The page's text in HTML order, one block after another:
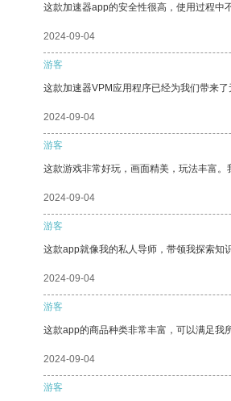
这款加速器app的安全性很高，使用过程中
2024-09-04
游客
这款加速器VPM应用程序已经为我们带来了
2024-09-04
游客
这款游戏非常好玩，画面精美，玩法丰富。
2024-09-04
游客
这款app就像我的私人导师，带领我探索知
2024-09-04
游客
这款app的商品种类非常丰富，可以满足我
2024-09-04
游客